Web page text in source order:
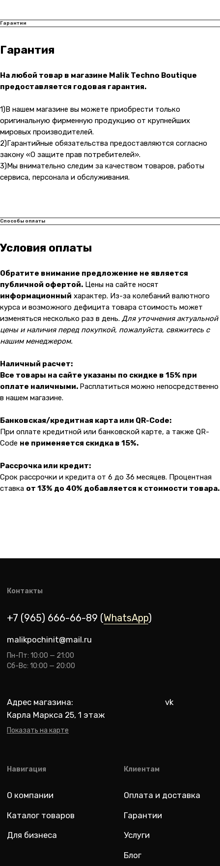
Гарантии
Гарантия
На любой товар в магазине Malik Techno Boutique
предоставляется годовая гарантия.
1)В нашем магазине вы можете приобрести только
оригинальную фирменную продукцию от крупнейших
мировых производителей.
2)Гарантийные обязательства предоставляются согласно
закону «О защите прав потребителей».
3)Мы внимательно следим за качеством товаров, работы
сервиса, персонала и обслуживания.
Способы оплаты
Условия оплаты
Обратите внимание предложение не является
публичной офертой. Цены на сайте носят
информационный характер. Из-за колебаний валютного
курса и возможного дефицита товара стоимость может
изменяться несколько раз в день. Для уточнения актуальной
цены и наличия перед покупкой, пожалуйста, свяжитесь с
нашим менеджером.
Наличный расчет:
Все товары на сайте указаны по скидке в 15% при
оплате наличными. Расплатиться можно непосредственно
в нашем магазине.
Банковская/кредитная карта или QR-Code:
При оплате кредитной или банковской карте, а также QR-
Code не применяется скидка в 15%.
Рассрочка или кредит:
Срок рассрочки и кредита от 6 до 36 месяцев. Процентная
ставка от 13% до 40% добавляется к стоимости товара.
Гарантии
Услуги
Блог
Оплата и доставка
Адрес магазина:
Показать на карте
Пн-Пт: 10:00 — 21:00
Каталог товаров
Для бизнеса
О компании
Разработка: youx.agency